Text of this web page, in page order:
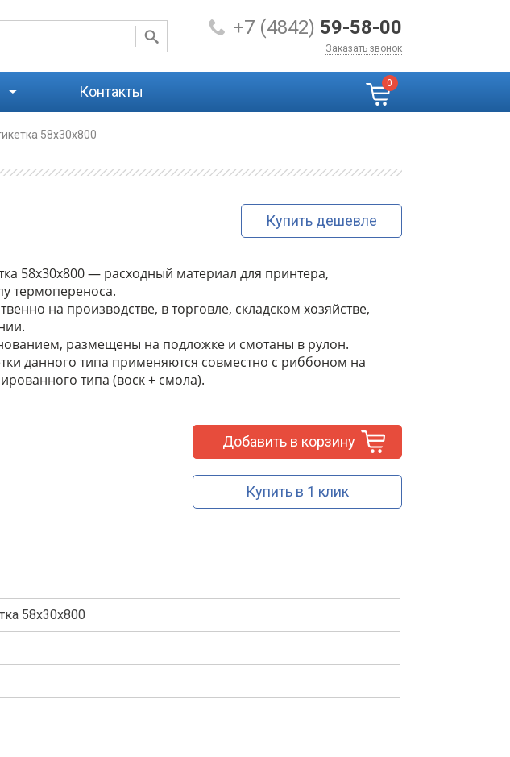
+7 (4842) 59-58-00
Заказать звонок
Контакты 0
58х30х800
Купить дешевле
58х30х800 — расходный материал для принтера,
термопереноса.
на производстве, в торговле, складском хозяйстве,
размещены на подложке и смотаны в рулон.
данного типа применяются совместно с риббоном на
типа (воск + смола).
Добавить в корзину
Купить в 1 клик
58х30х800